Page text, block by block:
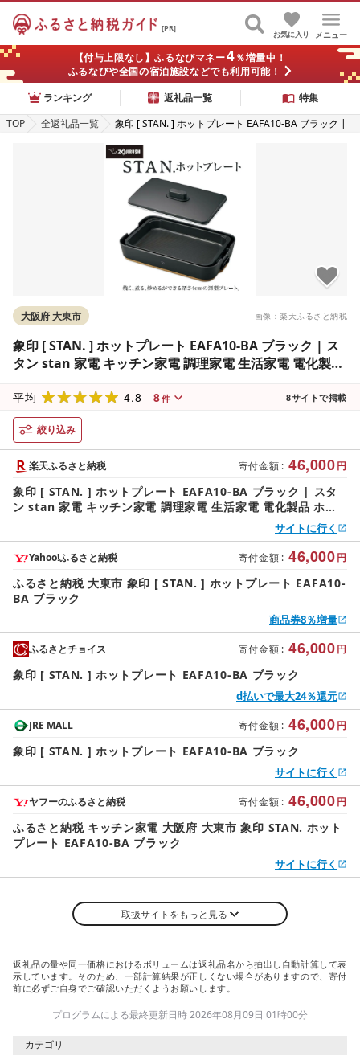
[PR]
メニュー
お気に入り
【付与上限なし】ふるなびマネー4％増量中！
ふるなびや全国の宿泊施設などでも利用可能！
ランキング
返礼品一覧
特集
TOP
全返礼品一覧
象印 [ STAN. ] ホットプレート EAFA10-BA ブラック |
製品 ホットプレート 卓上 深型 遠赤平面 プレート チタ
ンセラミックコート 丸洗い ロングコード
画像：楽天ふるさと納税
大阪府 大東市
象印 [ STAN. ] ホットプレート EAFA10-BA ブラック | ス
タン stan 家電 キッチン家電 調理家電 生活家電 電化製品
ミックコート 丸洗い ロングコード
平均 4.8 8件 8サイトで掲載
絞り込み
寄付金額 : 46,000円
楽天ふるさと納税
象印 [ STAN. ] ホットプレート EAFA10-BA ブラック | スタ
ン stan 家電 キッチン家電 調理家電 生活家電 電化製品 ホッ
トプレート 卓上 深型 遠赤平面 プレート チタンセラミックコ
ート 丸洗い ロングコード
サイトに行く
寄付金額 : 46,000円
Yahoo!ふるさと納税
ふるさと納税 大東市 象印 [ STAN. ] ホットプレート EAFA10-
BA ブラック
商品券8％増量
寄付金額 : 46,000円
ふるさとチョイス
象印 [ STAN. ] ホットプレート EAFA10-BA ブラック
d払いで最大24％還元
寄付金額 : 46,000円
JRE MALL
象印 [ STAN. ] ホットプレート EAFA10-BA ブラック
サイトに行く
寄付金額 : 46,000円
ヤフーのふるさと納税
ふるさと納税 キッチン家電 大阪府 大東市 象印 STAN. ホット
プレート EAFA10-BA ブラック
サイトに行く
取扱サイトをもっと見る
返礼品の量や同一価格におけるボリュームは返礼品名から抽出し自動計算して表
示しています。そのため、一部計算結果が正しくない場合がありますので、寄付
前に必ずご自身でご確認いただくようお願いします。
プログラムによる最終更新日時 2026年08月09日 01時00分
カテゴリ